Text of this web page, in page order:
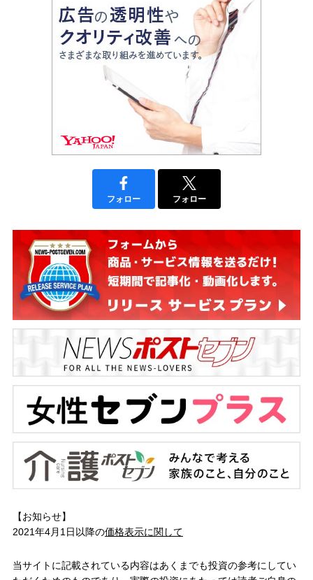
フォロー フォロー
【お知らせ】
2021年4月1日以降の価格表示に関して
当サイトに記載されている内容はあくまでも投資の参考にしてい